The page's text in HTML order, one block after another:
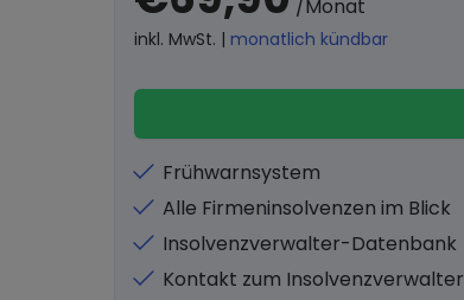
/Monat
inkl. MwSt. | monatlich kündbar
Frühwarnsystem
Alle Firmeninsolvenzen im Blick
Insolvenzverwalter-Datenbank
Kontakt zum Insolvenzverwalter